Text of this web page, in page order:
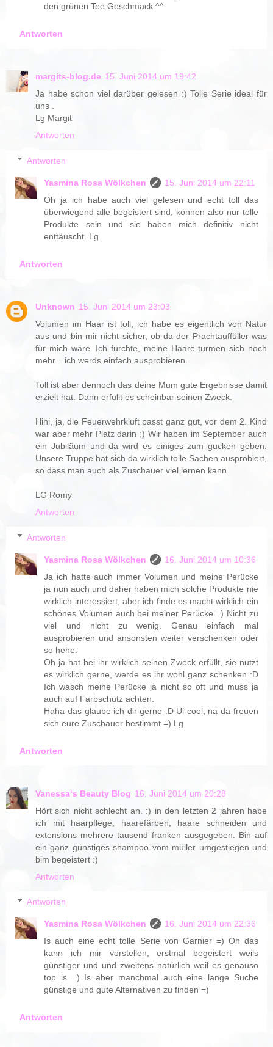
den grünen Tee Geschmack ^^
Antworten
margits-blog.de 15. Juni 2014 um 19:42
Ja habe schon viel darüber gelesen :) Tolle Serie ideal für
uns .
Lg Margit
Antworten
Antworten
Yasmina Rosa Wölkchen
15. Juni 2014 um 22:11
Oh ja ich habe auch viel gelesen und echt toll das
überwiegend alle begeistert sind, können also nur tolle
Produkte sein und sie haben mich definitiv nicht
enttäuscht. Lg
Antworten
Unknown 15. Juni 2014 um 23:03
Volumen im Haar ist toll, ich habe es eigentlich von Natur
aus und bin mir nicht sicher, ob da der Prachtauffüller was
für mich wäre. Ich fürchte, meine Haare türmen sich noch
mehr... ich werds einfach ausprobieren.
Toll ist aber dennoch das deine Mum gute Ergebnisse damit
erzielt hat. Dann erfüllt es scheinbar seinen Zweck.
Hihi, ja, die Feuerwehrkluft passt ganz gut, vor dem 2. Kind
war aber mehr Platz darin ;) Wir haben im September auch
ein Jubiläum und da wird es einiges zum gucken geben.
Unsere Truppe hat sich da wirklich tolle Sachen ausprobiert,
so dass man auch als Zuschauer viel lernen kann.
LG Romy
Antworten
Antworten
Yasmina Rosa Wölkchen
16. Juni 2014 um 10:36
Ja ich hatte auch immer Volumen und meine Perücke
ja nun auch und daher haben mich solche Produkte nie
wirklich interessiert, aber ich finde es macht wirklich ein
schönes Volumen auch bei meiner Perücke =) Nicht zu
viel und nicht zu wenig. Genau einfach mal
ausprobieren und ansonsten weiter verschenken oder
so hehe.
Oh ja hat bei ihr wirklich seinen Zweck erfüllt, sie nutzt
es wirklich gerne, werde es ihr wohl ganz schenken :D
Ich wasch meine Perücke ja nicht so oft und muss ja
auch auf Farbschutz achten.
Haha das glaube ich dir gerne :D Ui cool, na da freuen
sich eure Zuschauer bestimmt =) Lg
Antworten
Vanessa‘s Beauty Blog 16. Juni 2014 um 20:28
Hört sich nicht schlecht an. :) in den letzten 2 jahren habe
ich mit haarpflege, haarefärben, haare schneiden und
extensions mehrere tausend franken ausgegeben. Bin auf
ein ganz günstiges shampoo vom müller umgestiegen und
bim begeistert :)
Antworten
Antworten
Yasmina Rosa Wölkchen
16. Juni 2014 um 22:36
Is auch eine echt tolle Serie von Garnier =) Oh das
kann ich mir vorstellen, erstmal begeistert weils
günstiger und und zweitens natürlich weil es genauso
top is =) Is aber manchmal auch eine lange Suche
günstige und gute Alternativen zu finden =)
Antworten